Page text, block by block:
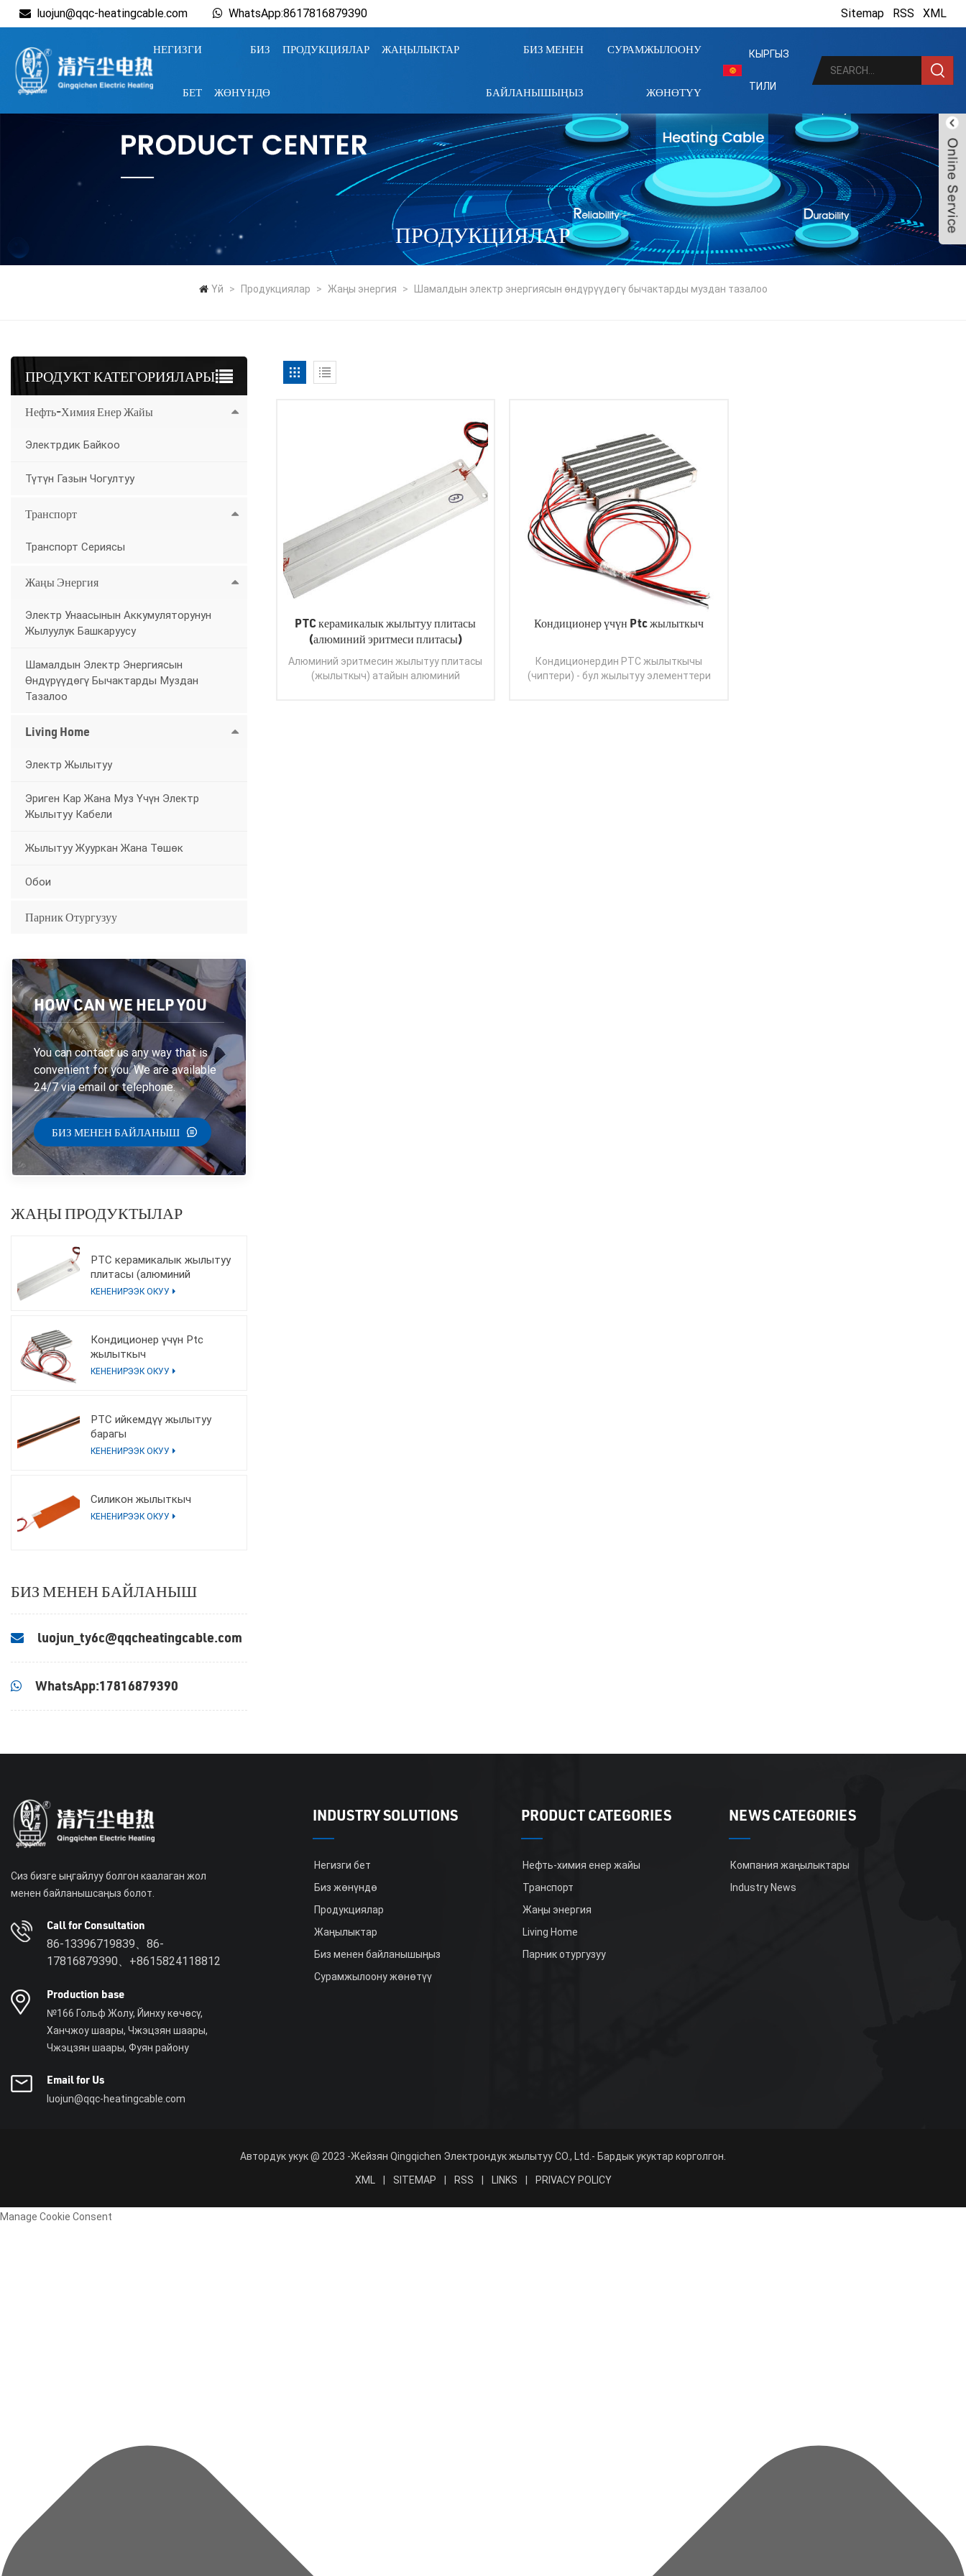
luojun@qqc-heatingcable.com WhatsApp:8617816879390 Sitemap RSS XML
НЕГИЗГИ
БЕТ
БИЗ
ЖӨНҮНДӨ
ПРОДУКЦИЯЛАР ЖАҢЫЛЫКТАР БИЗ МЕНЕН
БАЙЛАНЫШЫҢЫЗ
СУРАМЖЫЛООНУ
ЖӨНӨТҮҮ
КЫРГЫЗ
ТИЛИ
ПРОДУКЦИЯЛАР
Үй > Продукциялар > Жаңы энергия > Шамалдын электр энергиясын өндүрүүдөгү бычактарды муздан тазалоо
PTC керамикалык жылытуу плитасы
(алюминий эритмеси плитасы)
Алюминий эритмесин жылытуу плитасы
(жылыткыч) атайын алюминий
Кондиционер үчүн Ptc жылыткыч
Кондиционердин PTC жылыткычы
(чиптери) - бул жылытуу элементтери
ПРОДУКТ КАТЕГОРИЯЛАРЫ
Нефть-Химия Енер Жайы
Электрдик Байкоо
Түтүн Газын Чогултуу
Транспорт
Транспорт Сериясы
Жаңы Энергия
Электр Унаасынын Аккумуляторунун
Жылуулук Башкаруусу
Шамалдын Электр Энергиясын
Өндүрүүдөгү Бычактарды Муздан
Тазалоо
Living Home
Электр Жылытуу
Эриген Кар Жана Муз Үчүн Электр
Жылытуу Кабели
Жылытуу Жууркан Жана Төшөк
Обои
Парник Отургузуу
HOW CAN WE HELP YOU
You can contact us any way that is
convenient for you. We are available
24/7 via email or telephone.
БИЗ МЕНЕН БАЙЛАНЫШ
ЖАҢЫ ПРОДУКТЫЛАР
PTC керамикалык жылытуу
плитасы (алюминий
эритмеси плитасы)
КЕНЕНИРЭЭК ОКУУ
Кондиционер үчүн Ptc
жылыткыч
КЕНЕНИРЭЭК ОКУУ
PTC ийкемдүү жылытуу
барагы
КЕНЕНИРЭЭК ОКУУ
Силикон жылыткыч
КЕНЕНИРЭЭК ОКУУ
БИЗ МЕНЕН БАЙЛАНЫШ
luojun_ty6c@qqcheatingcable.com
WhatsApp:17816879390
Сиз бизге ыңгайлуу болгон каалаган жол
менен байланышсаңыз болот.
Call for Consultation
86-13396719839、86-
17816879390、+8615824118812
Production base
№166 Гольф Жолу, Йинху көчөсү,
Ханчжоу шаары, Чжэцзян шаары,
Чжэцзян шаары, Фуян району
Email for Us
luojun@qqc-heatingcable.com
INDUSTRY SOLUTIONS
Негизги бет
Биз жөнүндө
Продукциялар
Жаңылыктар
Биз менен байланышыңыз
Сурамжылоону жөнөтүү
PRODUCT CATEGORIES
Нефть-химия енер жайы
Транспорт
Жаңы энергия
Living Home
Парник отургузуу
NEWS CATEGORIES
Компания жаңылыктары
Industry News
Автордук укук @ 2023 -Жейзян Qingqichen Электрондук жылытуу CO., Ltd.- Бардык укуктар корголгон.
XML SITEMAP RSS LINKS PRIVACY POLICY
Manage Cookie Consent